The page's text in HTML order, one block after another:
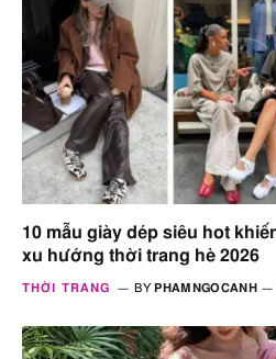
10 mẫu giày dép siêu hot
xu hướng thời trang hè 2026
THỜI TRANG BY PHAMNGOCANH